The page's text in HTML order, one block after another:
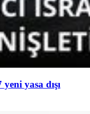
yasa dışı